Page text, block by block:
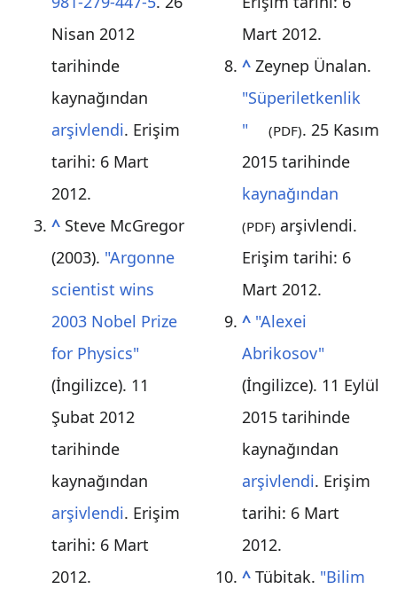
Nisan 2012
tarihinde
kaynağından
arşivlendi. Erişim
tarihi: 6 Mart
2012.
^ Steve McGregor
(2003). "Argonne
scientist wins
2003 Nobel Prize
for Physics"
(İngilizce). 11
Şubat 2012
tarihinde
kaynağından
arşivlendi. Erişim
tarihi: 6 Mart
2012.
Mart 2012.
^ Zeynep Ünalan.
"Süperiletkenlik
"
(PDF). 25 Kasım
2015 tarihinde
kaynağından
(PDF) arşivlendi.
Erişim tarihi: 6
Mart 2012.
^ "Alexei
Abrikosov"
(İngilizce). 11 Eylül
2015 tarihinde
kaynağından
arşivlendi. Erişim
tarihi: 6 Mart
2012.
^ Tübitak. "Bilim